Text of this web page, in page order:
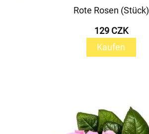
Rote Rosen (Stück)
129 CZK
Kaufen